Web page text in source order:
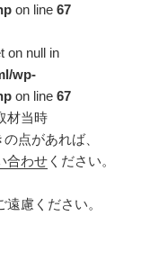
on line67
on null in
wp-
on line67
材当時
点があれば、
合わせ ください。
慮ください。